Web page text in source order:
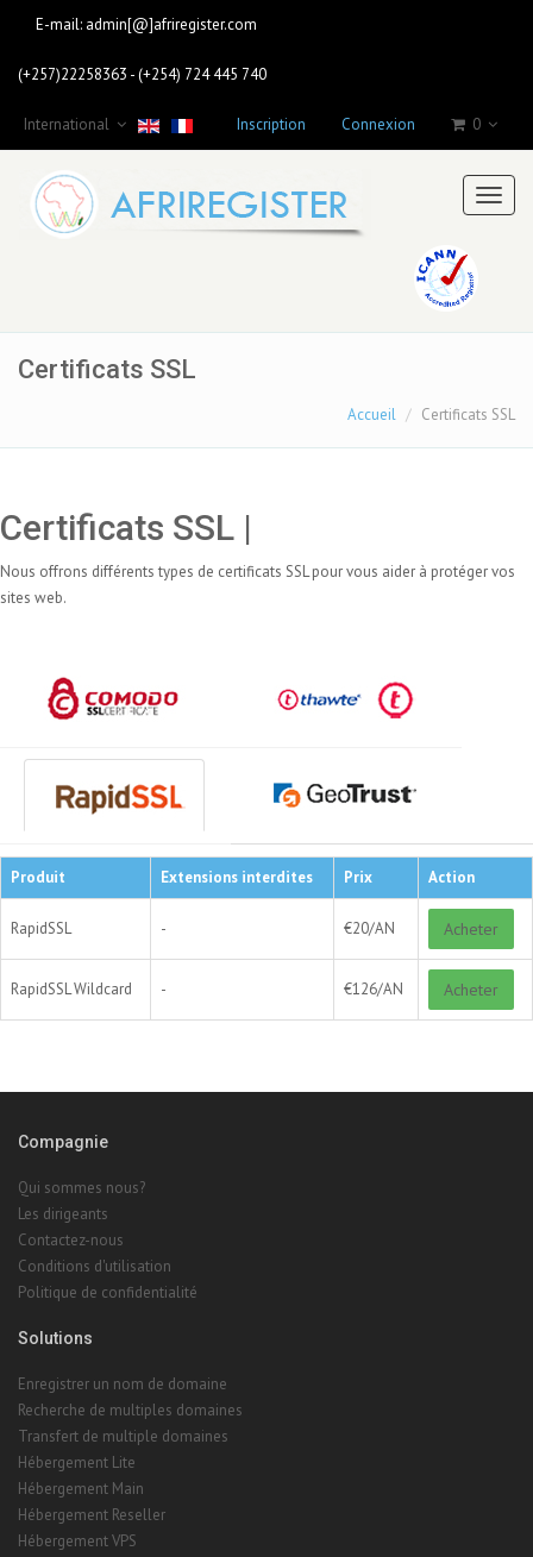
E-mail: admin[@]afriregister.com
(+257)22258363 - (+254) 724 445 740
International Inscription Connexion 0
Certificats SSL
Accueil Certificats SSL
Certificats SSL |
Nous offrons différents types de certificats SSL pour vous aider à protéger vos
sites web.
Produit Extensions interdites Prix Action
RapidSSL - €20/AN Acheter
RapidSSL Wildcard - €126/AN Acheter
Compagnie
Qui sommes nous?
Les dirigeants
Contactez-nous
Conditions d'utilisation
Politique de confidentialité
Solutions
Enregistrer un nom de domaine
Recherche de multiples domaines
Transfert de multiple domaines
Hébergement Lite
Hébergement Main
Hébergement Reseller
Hébergement VPS